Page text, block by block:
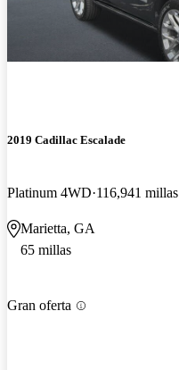
2019 Cadillac Escalade
Platinum 4WD 116,941 millas
Marietta, GA
65 millas
Gran oferta